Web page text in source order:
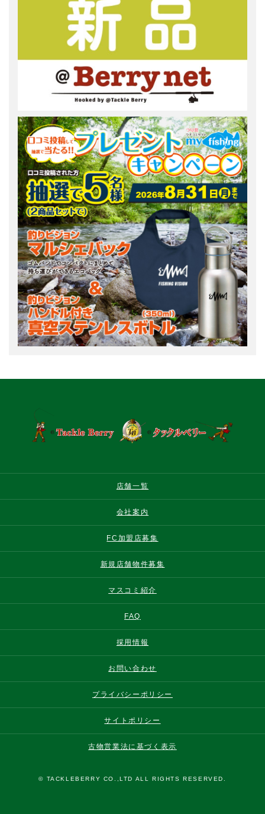
店舗一覧
会社案内
FC加盟店募集
新規店舗物件募集
マスコミ紹介
FAQ
採用情報
お問い合わせ
プライバシーポリシー
サイトポリシー
古物営業法に基づく表示
© TACKLEBERRY CO.,LTD ALL RIGHTS RESERVED.